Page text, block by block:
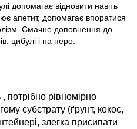
допомагає відновити навіть
апетит, допомагає впоратися
Смачне доповнення до
цибулі і на перо.
потрібно рівномірно
субстрату (ґрунт, кокос,
злегка присипати